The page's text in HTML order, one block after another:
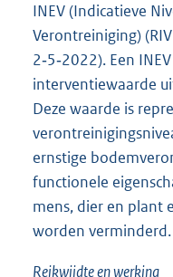
INEV (Indicatieve
Verontreiniging)
2‑5‑2022). Een
interventiewaarde
Deze waarde is
ernstige
functionele
mens, dier en plant
worden verminderd.
Reikwijdte en werking